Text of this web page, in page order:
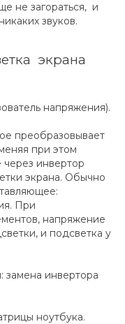
не загораться, и
звуков.
экрана
напряжения).
преобразовывает
при этом
инвертор
экрана. Обычно
При
напряжение
и подсветка у
инвертора
ноутбука.